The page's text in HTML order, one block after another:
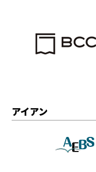
アイアン